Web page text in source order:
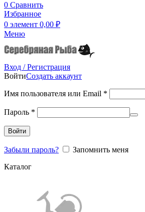
0 Сравнить
Избранное
0 элемент 0,00 ₽
Меню
Вход / Регистрация
ВойтиСоздать аккаунт
Имя пользователя или Email *
Пароль *
Войти
Забыли пароль?
Запомнить меня
Каталог